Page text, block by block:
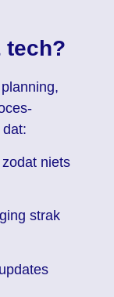
tech?
niets
strak